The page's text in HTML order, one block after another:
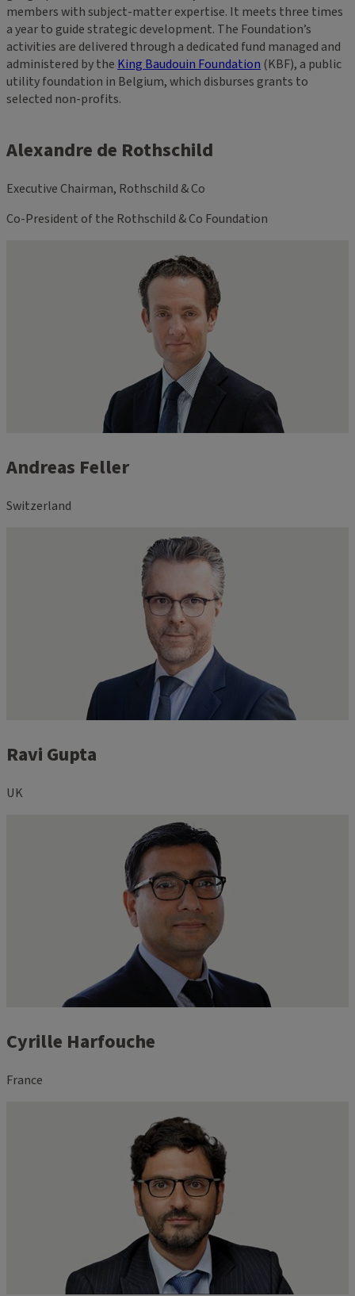
members with subject-matter expertise. It meets three times
a year to guide strategic development. The Foundation’s
activities are delivered through a dedicated fund managed and
administered by theKing Baudouin Foundation(KBF), a public
utility foundation in Belgium, which disburses grants to
selected non-profits.
Alexandre de Rothschild
Executive Chairman, Rothschild & Co
Co-President of the Rothschild & Co Foundation
Andreas Feller
Switzerland
Ravi Gupta
UK
Cyrille Harfouche
France